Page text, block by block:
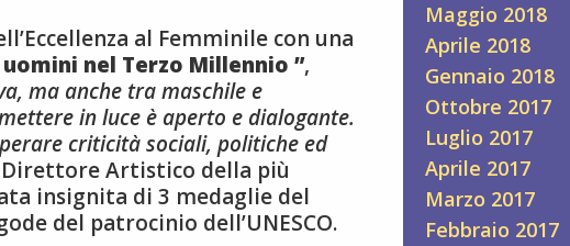
al Femminile con una
nel Terzo Millennio ”,
ma anche tra maschile e
in luce è aperto e dialogante.
criticità sociali, politiche ed
Artistico della più
insignita di 3 medaglie del
del patrocinio dell’UNESCO.
Maggio 2018
Aprile 2018
Gennaio 2018
Ottobre 2017
Luglio 2017
Aprile 2017
Marzo 2017
Febbraio 2017